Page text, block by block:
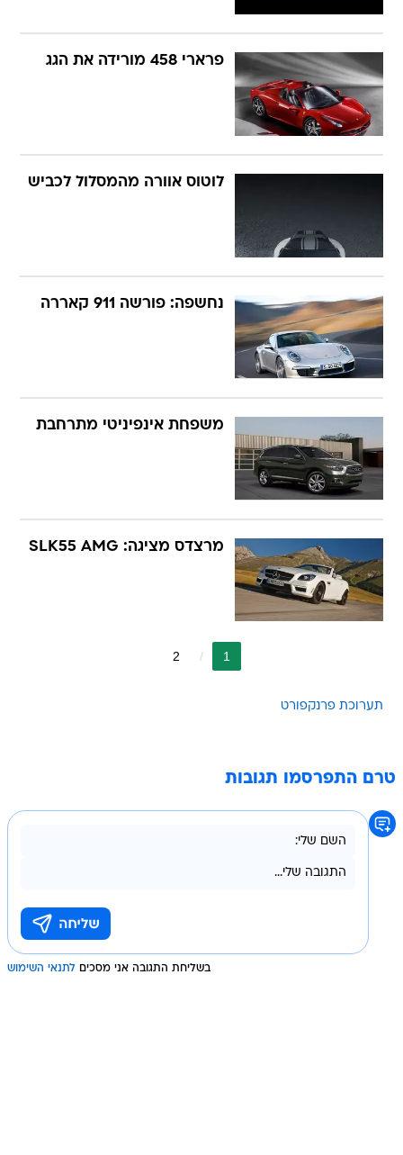
פרארי 458 מורידה את הגג
לוטוס אוורה מהמסלול לכביש
נחשפה: פורשה 911 קאררה
משפחת אינפיניטי מתרחבת
מרצדס מציגה: SLK55 AMG
1
2
תערוכת פרנקפורט
טרם התפרסמו תגובות
בשליחת התגובה אני מסכים לתנאי השימוש